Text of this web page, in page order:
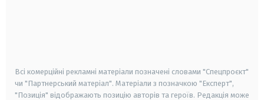
Всі комерційні рекламні матеріали позначені словами "Спецпроєкт"
чи "Партнерський матеріал". Матеріали з позначкою "Експерт",
"Позиція" відображають позицію авторів та героїв. Редакція може